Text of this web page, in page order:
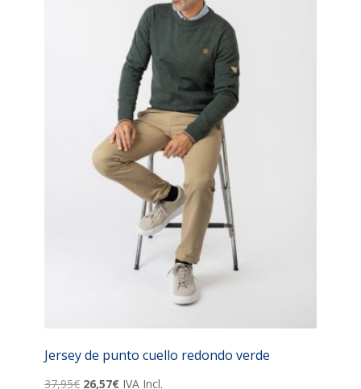
Jersey de punto cuello redondo verde
37,95€ El
26,57€ElIVA Incl.